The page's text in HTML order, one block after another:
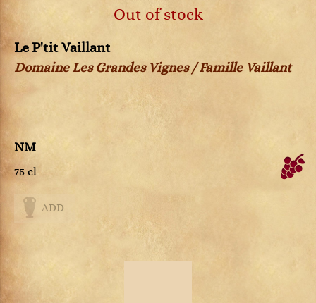
Out of stock
Le P'tit Vaillant
Domaine Les Grandes Vignes / Famille Vaillant
NM
75 cl
ADD